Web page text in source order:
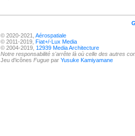
© 2020-2021, Aérospatiale
© 2011-2019, Fiat+/-Lux Media
© 2004-2019, 12939 Media Architecture
Notre responsabilité s'arrête là où celle des autres
Jeu d'icônes Fugue par Yusuke Kamiyamane